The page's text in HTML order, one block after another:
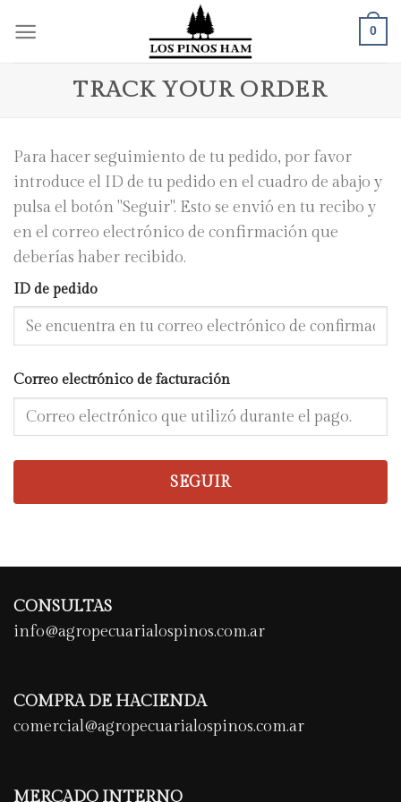
content
0
TRACK YOUR ORDER
Para hacer seguimiento de tu pedido, por favor
introduce el ID de tu pedido en el cuadro de abajo y
pulsa el botón "Seguir". Esto se envió en tu recibo y
en el correo electrónico de confirmación que
deberías haber recibido.
ID de pedido
Correo electrónico de facturación
SEGUIR
CONSULTAS
info@agropecuarialospinos.com.ar
COMPRA DE HACIENDA
comercial@agropecuarialospinos.com.ar
MERCADO INTERNO